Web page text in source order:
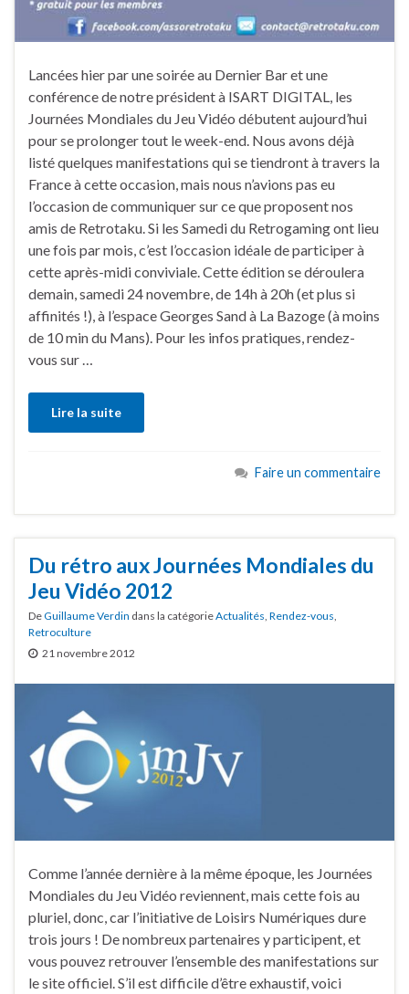
Lancées hier par une soirée au Dernier Bar et une
conférence de notre président à ISART DIGITAL, les
Journées Mondiales du Jeu Vidéo débutent aujourd’hui
pour se prolonger tout le week-end. Nous avons déjà
listé quelques manifestations qui se tiendront à travers la
France à cette occasion, mais nous n’avions pas eu
l’occasion de communiquer sur ce que proposent nos
amis de Retrotaku. Si les Samedi du Retrogaming ont lieu
une fois par mois, c’est l’occasion idéale de participer à
cette après-midi conviviale. Cette édition se déroulera
demain, samedi 24 novembre, de 14h à 20h (et plus si
affinités !), à l’espace Georges Sand à La Bazoge (à moins
de 10 min du Mans). Pour les infos pratiques, rendez-
vous sur …
Lire la suite
Faire un commentaire
Du rétro aux Journées Mondiales du
Jeu Vidéo 2012
DeGuillaume Verdin dans la catégorieActualités Rendez-vous
Retroculture
21 novembre 2012
Comme l’année dernière à la même époque, les Journées
Mondiales du Jeu Vidéo reviennent, mais cette fois au
pluriel, donc, car l’initiative de Loisirs Numériques dure
trois jours ! De nombreux partenaires y participent, et
vous pouvez retrouver l’ensemble des manifestations sur
le site officiel. S’il est difficile d’être exhaustif, voici